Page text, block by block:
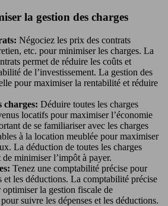
la gestion des charges
Négociez les prix des contrats
etc. pour minimiser les charges. La
permet de réduire les coûts et
de l’investissement. La gestion des
pour maximiser la rentabilité et réduire
charges: Déduire toutes les charges
locatifs pour maximiser l’économie
de se familiariser avec les charges
à la location meublée pour maximiser
La déduction de toutes les charges
minimiser l’impôt à payer.
Tenez une comptabilité précise pour
et les déductions. La comptabilité précise
optimiser la gestion fiscale de
suivre les dépenses et les déductions.